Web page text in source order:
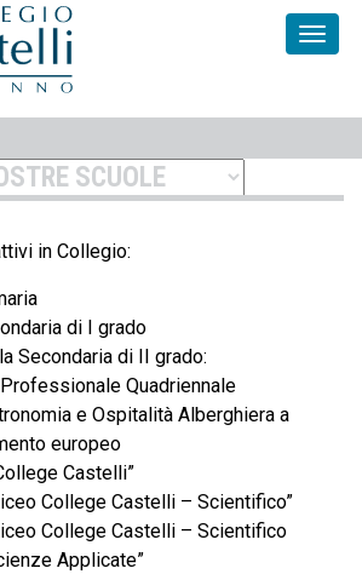
in Collegio:
di I grado
Secondaria di II grado:
Quadriennale
e Ospitalità Alberghiera a
europeo
Castelli”
College Castelli – Scientifico”
College Castelli – Scientifico
Applicate”